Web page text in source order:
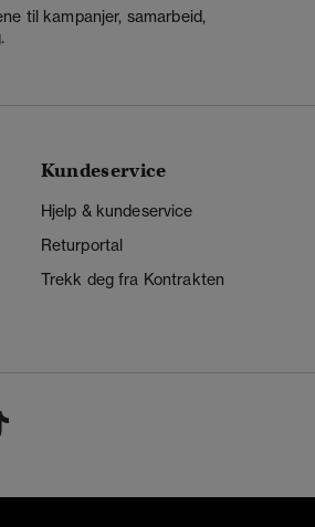
til kampanjer, samarbeid,
Kundeservice
Hjelp & kundeservice
Returportal
Trekk deg fra Kontrakten